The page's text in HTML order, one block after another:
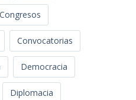
Congresos
Convocatorias
Democracia
Diplomacia